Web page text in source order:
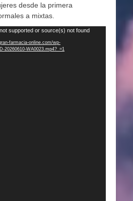
desde la primera
a mixtas.
supported or source(s) not found
farmacia-online.com/wp-
20260610-WA0023.mp4?_=1